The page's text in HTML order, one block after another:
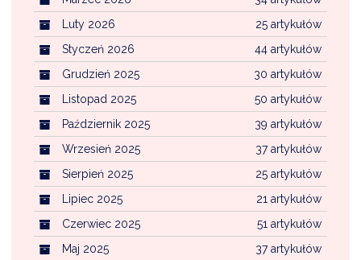
25 artykułów
Luty 2026
44 artykułów
Styczeń 2026
30 artykułów
Grudzień 2025
50 artykułów
Listopad 2025
39 artykułów
Październik 2025
37 artykułów
Wrzesień 2025
25 artykułów
Sierpień 2025
21 artykułów
Lipiec 2025
51 artykułów
Czerwiec 2025
37 artykułów
Maj 2025